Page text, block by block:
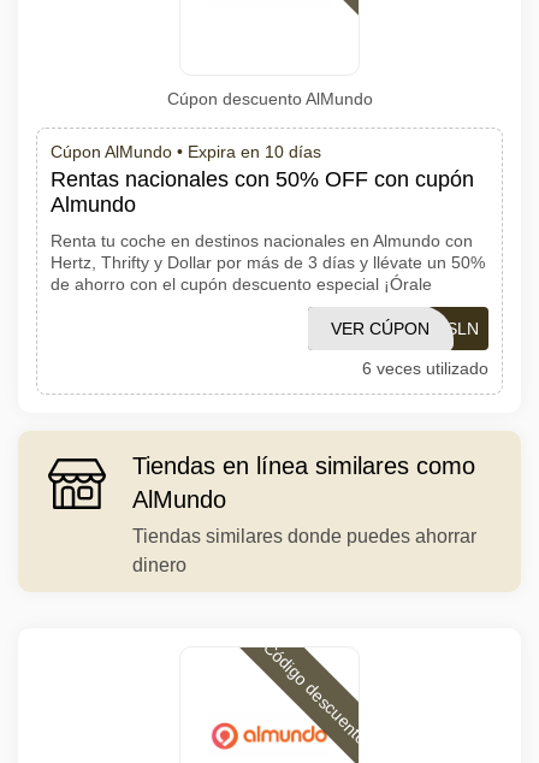
Cúpon descuento AlMundo
Cúpon AlMundo • Expira en 10 días
Rentas nacionales con 50% OFF con cupón
Almundo
Renta tu coche en destinos nacionales en Almundo con
Hertz, Thrifty y Dollar por más de 3 días y llévate un 50%
de ahorro con el cupón descuento especial ¡Órale
AUTOSLN
VER CÚPON
6 veces utilizado
Tiendas en línea similares como
AlMundo
Tiendas similares donde puedes ahorrar
dinero
Código descuento